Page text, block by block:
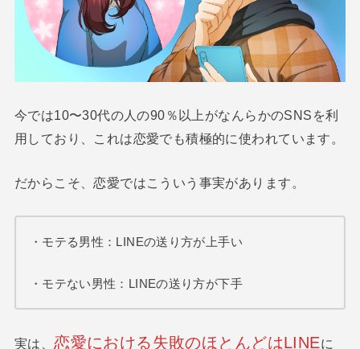
今では10〜30代の人の90％以上がなんらかのSNSを利
用しており、これは恋愛でも積極的に使われています。
だからこそ、恋愛ではこういう事実があります。
・モテる男性：LINEの送り方が上手い
・モテない男性：LINEの送り方が下手
実は、恋愛における失敗のほとんどはLINEに